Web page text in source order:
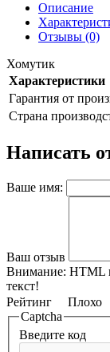
Описание
Отзывы (0)
Хомутик
Характеристики
Гарантия от
Страна
Написать
Ваше имя:
Ваш отзыв
Внимание: HTML
текст!
Рейтинг Плохо
Captcha
Введите код